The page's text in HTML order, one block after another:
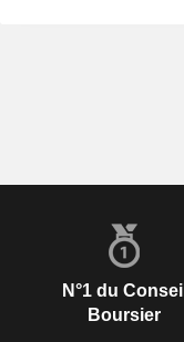
N°1 du Conseil
Boursier